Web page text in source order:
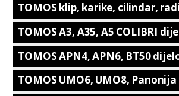
TOMOS klip, karike, cilindar,
TOMOS A3, A35, A5 COLIBRI
TOMOS APN4, APN6, BT50
TOMOS UMO6, UMO8,